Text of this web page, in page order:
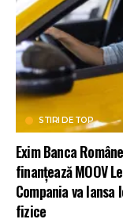
STIRI DE TOP
Exim Banca
finanțează MOOV
Compania va
fizice